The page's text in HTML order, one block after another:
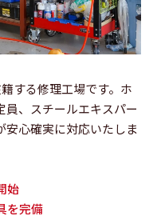
する修理工場です。ホ
員、スチールエキスパー
安心確実に対応いたしま
始
を完備